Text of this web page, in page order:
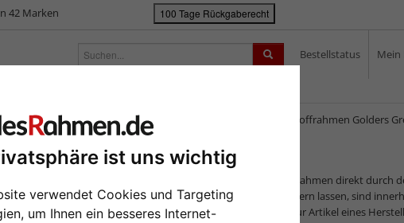
ist uns wichtig
verwendet Cookies und Targeting
um Ihnen ein besseres Internet-
42 Marken 100 Tage Rückgaberecht
Bestellstatus Mein
Shop Bilderrahmen Bilderrahmen Kunststoff Kunststoffrahmen Golders
Golders Green
Da wir die Bilderrahmen direkt durch
Hersteller ausliefern lassen, sind
eines Auftrags nur Artikel eines